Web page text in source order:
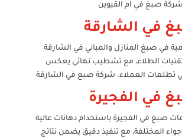
صبغ في ام القيوين
في الشارقة
في صبغ المنازل والمباني في الشارقة
الطلاء، مع تشطيب نهائي يعكس
تطلعات العملاء. شركة صبغ في الشارقة
في الفجيرة
صبغ في الفجيرة باستخدام دهانات عالية
المختلفة، مع تنفيذ دقيق يضمن نتائج